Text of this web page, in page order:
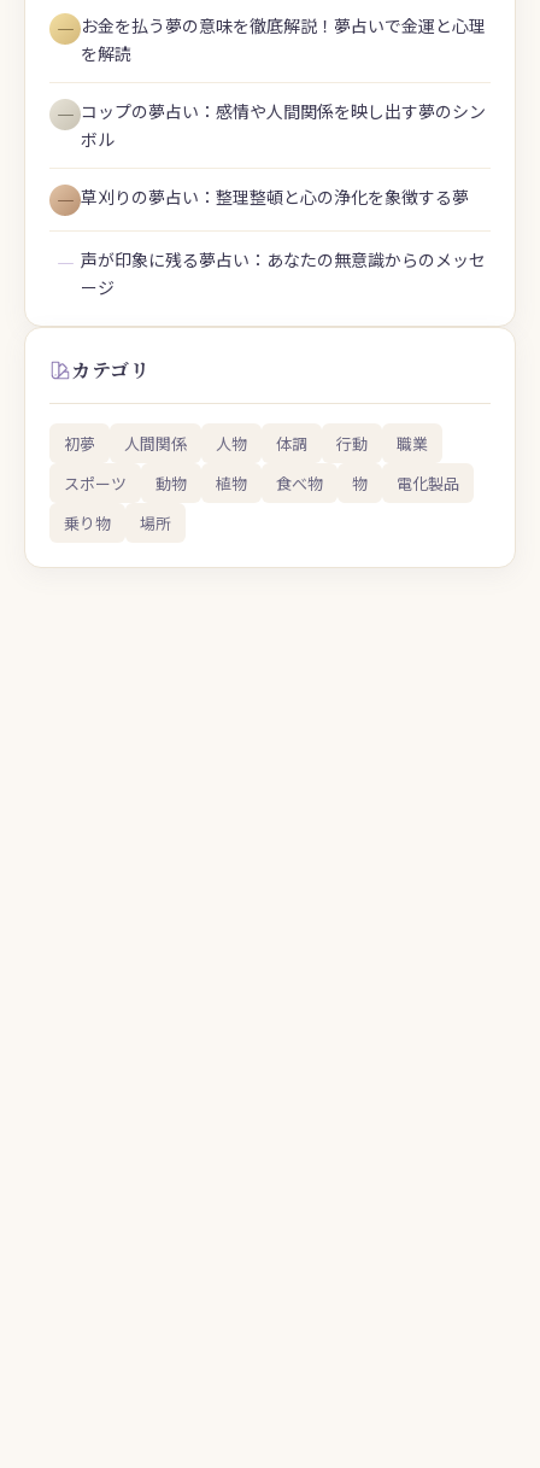
― お金を払う夢の意味を徹底解説！夢占いで金運と心理
を解読
― コップの夢占い：感情や人間関係を映し出す夢のシン
ボル
― 草刈りの夢占い：整理整頓と心の浄化を象徴する夢
― 声が印象に残る夢占い：あなたの無意識からのメッセ
ージ
カテゴリ
初夢 人間関係 人物 体調 行動
職業
スポーツ
動物 植物 食べ物 物
電化製品
乗り物
場所